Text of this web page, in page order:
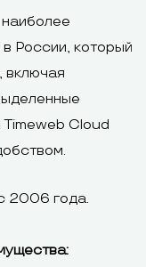
России, который
включая
Cloud
2006 года.